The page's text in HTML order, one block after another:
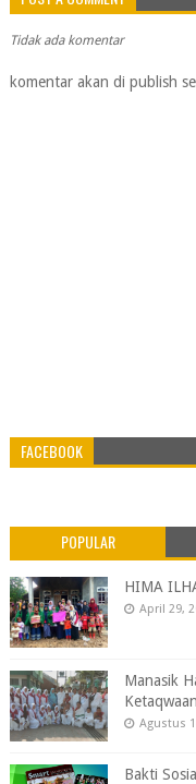
Tidak ada komentar
komentar akan di publish
FACEBOOK
POPULAR
HIMA
April 29,
Manasik
Ketaqwaan
Agustus
Bakti